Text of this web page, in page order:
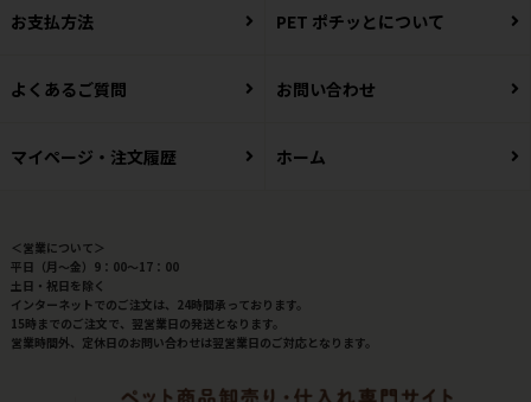
お支払方法 PET ポチッとについて
よくあるご質問 お問い合わせ
マイページ・注文履歴 ホーム
＜営業について＞
平日（月～金）9：00～17：00
土日・祝日を除く
インターネットでのご注文は、24時間承っております。
15時までのご注文で、翌営業日の発送となります。
営業時間外、定休日のお問い合わせは翌営業日のご対応となります。